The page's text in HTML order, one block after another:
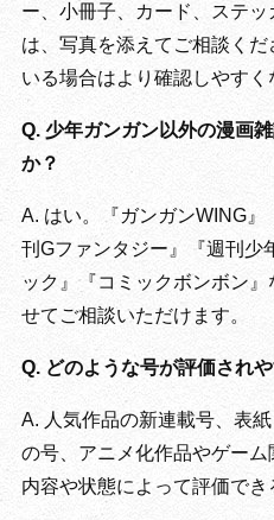
ー、小冊子、カード、ステ
は、写真を添えてご相談く
いる場合はより確認しやすく
Q. 少年ガンガン以外の漫画
か？
A. はい。『ガンガンWING』
刊Gファンタジー』『週刊少
ック』『コミックボンボン
せてご相談いただけます。
Q. どのような号が評価され
A. 人気作品の新連載号、表
の号、アニメ化作品やゲーム
内容や状態によって評価でき